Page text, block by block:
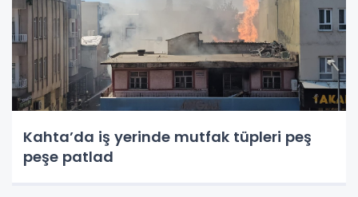
Kahta’da iş yerinde mutfak tüpleri peş
peşe patlad